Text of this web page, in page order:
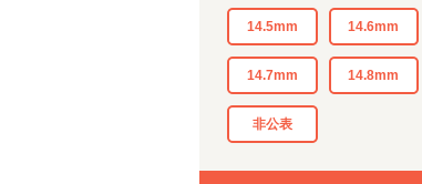
14.5mm 14.6mm
14.7mm 14.8mm
非公表